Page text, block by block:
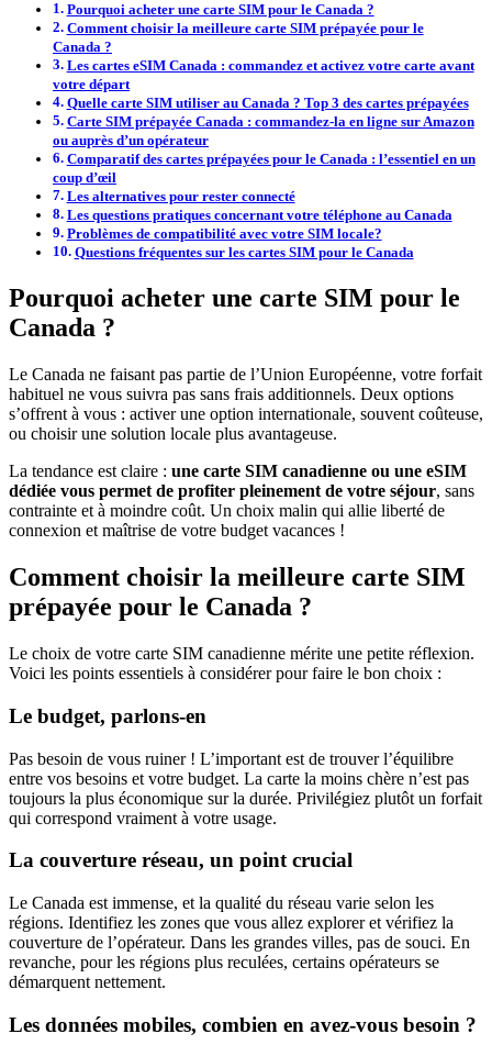
Pourquoi acheter une carte SIM pour le Canada ?
Comment choisir la meilleure carte SIM prépayée pour le
Canada ?
Les cartes eSIM Canada : commandez et activez votre carte avant
votre départ
Quelle carte SIM utiliser au Canada ? Top 3 des cartes prépayées
Carte SIM prépayée Canada : commandez-la en ligne sur Amazon
ou auprès d’un opérateur
Comparatif des cartes prépayées pour le Canada : l’essentiel en un
coup d’œil
Les alternatives pour rester connecté
Les questions pratiques concernant votre téléphone au Canada
Problèmes de compatibilité avec votre SIM locale?
Questions fréquentes sur les cartes SIM pour le Canada
Pourquoi acheter une carte SIM pour le
Canada ?
Le Canada ne faisant pas partie de l’Union Européenne, votre forfait
habituel ne vous suivra pas sans frais additionnels. Deux options
s’offrent à vous : activer une option internationale, souvent coûteuse,
ou choisir une solution locale plus avantageuse.
La tendance est claire : une carte SIM canadienne ou une eSIM
dédiée vous permet de profiter pleinement de votre séjour, sans
contrainte et à moindre coût. Un choix malin qui allie liberté de
connexion et maîtrise de votre budget vacances !
Comment choisir la meilleure carte SIM
prépayée pour le Canada ?
Le choix de votre carte SIM canadienne mérite une petite réflexion.
Voici les points essentiels à considérer pour faire le bon choix :
Le budget, parlons-en
Pas besoin de vous ruiner ! L’important est de trouver l’équilibre
entre vos besoins et votre budget. La carte la moins chère n’est pas
toujours la plus économique sur la durée. Privilégiez plutôt un forfait
qui correspond vraiment à votre usage.
La couverture réseau, un point crucial
Le Canada est immense, et la qualité du réseau varie selon les
régions. Identifiez les zones que vous allez explorer et vérifiez la
couverture de l’opérateur. Dans les grandes villes, pas de souci. En
revanche, pour les régions plus reculées, certains opérateurs se
démarquent nettement.
Les données mobiles, combien en avez-vous besoin ?